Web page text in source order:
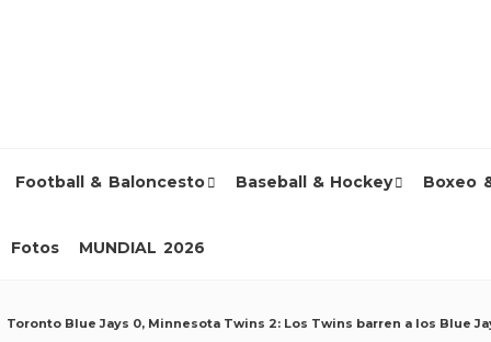
Football & Baloncesto Baseball & Hockey Boxeo
Fotos MUNDIAL 2026
Toronto Blue Jays 0, Minnesota Twins 2: Los Twins barren a los Blue